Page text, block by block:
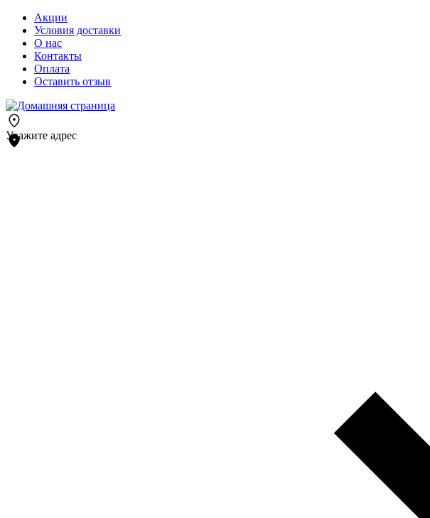
Акции
Условия доставки
О нас
Контакты
Оплата
Оставить отзыв
Укажите адрес